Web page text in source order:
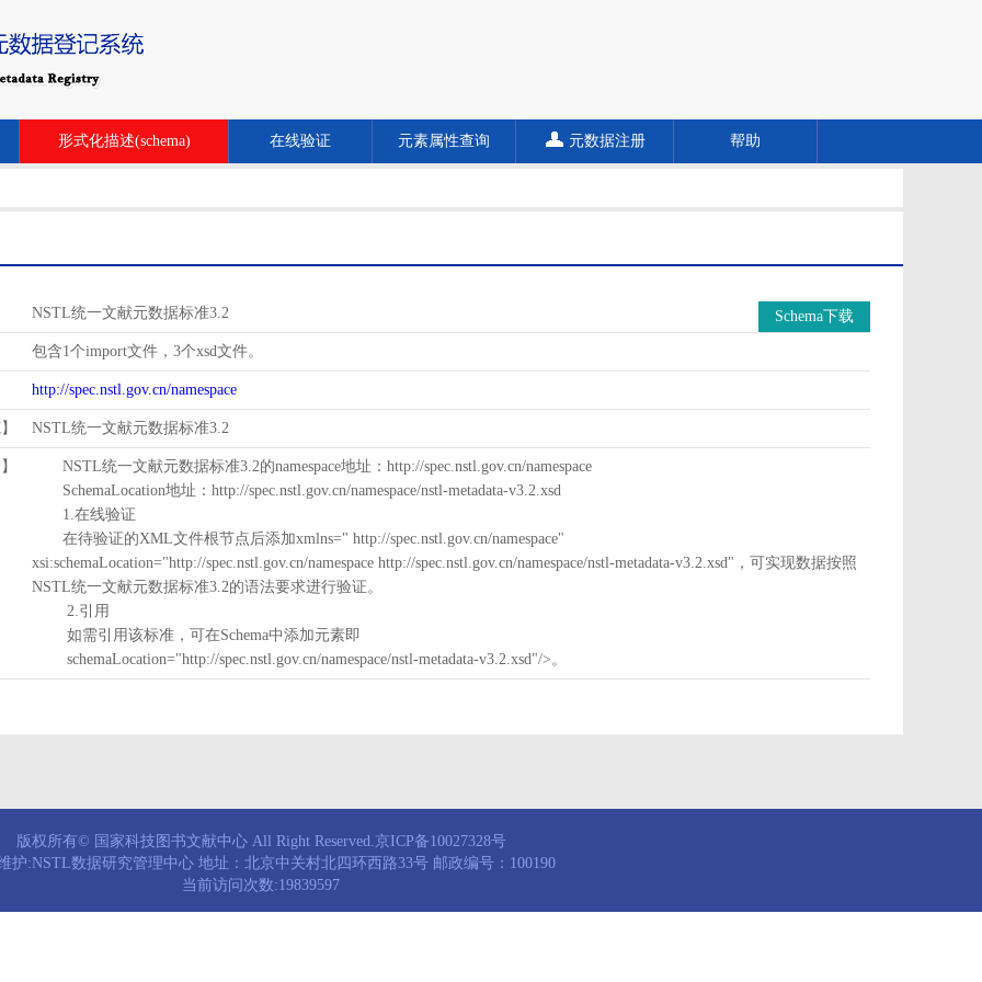
形式化描述(schema) 在线验证 元素属性查询 元数据注册 帮助
NSTL统一文献元数据标准3.2 Schema下载
包含1个import文件，3个xsd文件。
http://spec.nstl.gov.cn/namespace
NSTL统一文献元数据标准3.2
NSTL统一文献元数据标准3.2的namespace地址：http://spec.nstl.gov.cn/namespace
SchemaLocation地址：http://spec.nstl.gov.cn/namespace/nstl-metadata-v3.2.xsd
1.在线验证
在待验证的XML文件根节点后添加xmlns=" http://spec.nstl.gov.cn/namespace"
xsi:schemaLocation="http://spec.nstl.gov.cn/namespace http://spec.nstl.gov.cn/namespace/nstl-metadata-v3.2.xsd"，可实现数据按照
NSTL统一文献元数据标准3.2的语法要求进行验证。
2.引用
如需引用该标准，可在Schema中添加元素即
schemaLocation="http://spec.nstl.gov.cn/namespace/nstl-metadata-v3.2.xsd"/>。
版权所有© 国家科技图书文献中心 All Right Reserved.京ICP备10027328号
护:NSTL数据研究管理中心 地址：北京中关村北四环西路33号 邮政编号：100190
当前访问次数:19839597